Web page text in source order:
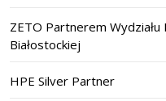
ZETO Partnerem
Białostockiej
HPE Silver Partner